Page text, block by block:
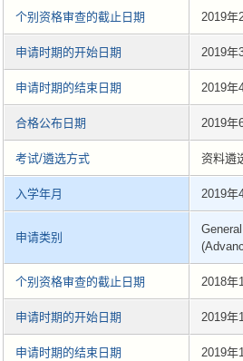
个别资格审查的截止日期 2019年
申请时期的开始日期 2019年
申请时期的结束日期 2019年
合格公布日期 2019年
考试/遴选方式 资料遴
入学年月 2019年
申请类别
个别资格审查的截止日期 2018年
申请时期的开始日期 2019年
申请时期的结束日期 2019年